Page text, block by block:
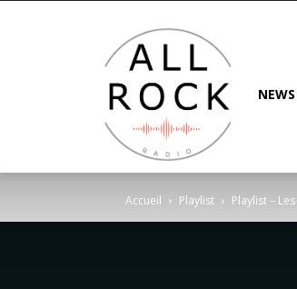
NEWS
Accueil Playlist Playlist –